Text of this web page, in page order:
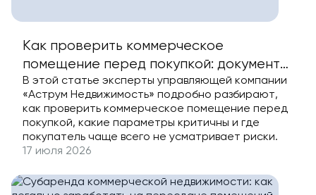
Как проверить коммерческое
помещение перед покупкой: документы,
инженерия, локация и риски
В этой статье эксперты управляющей компании
«Аструм Недвижимость» подробно разбирают,
как проверить коммерческое помещение перед
покупкой, какие параметры критичны и где
покупатель чаще всего не усматривает риски.
17 июля 2026